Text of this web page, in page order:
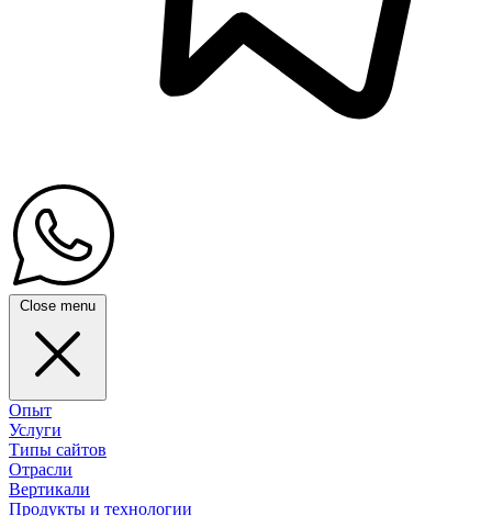
Close menu
Опыт
Услуги
Типы сайтов
Отрасли
Вертикали
Продукты и технологии